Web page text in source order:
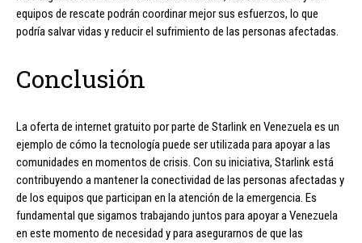
equipos de rescate podrán coordinar mejor sus esfuerzos, lo que
podría salvar vidas y reducir el sufrimiento de las personas afectadas.
Conclusión
La oferta de internet gratuito por parte de Starlink en Venezuela es un
ejemplo de cómo la tecnología puede ser utilizada para apoyar a las
comunidades en momentos de crisis. Con su iniciativa, Starlink está
contribuyendo a mantener la conectividad de las personas afectadas y
de los equipos que participan en la atención de la emergencia. Es
fundamental que sigamos trabajando juntos para apoyar a Venezuela
en este momento de necesidad y para asegurarnos de que las